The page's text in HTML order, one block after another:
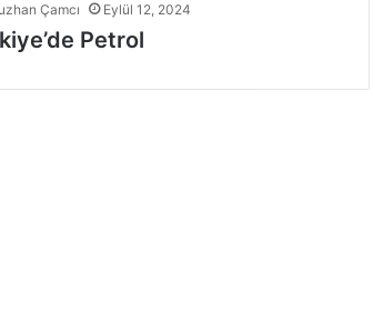
Çamcı Eylül 12, 2024
Petrol